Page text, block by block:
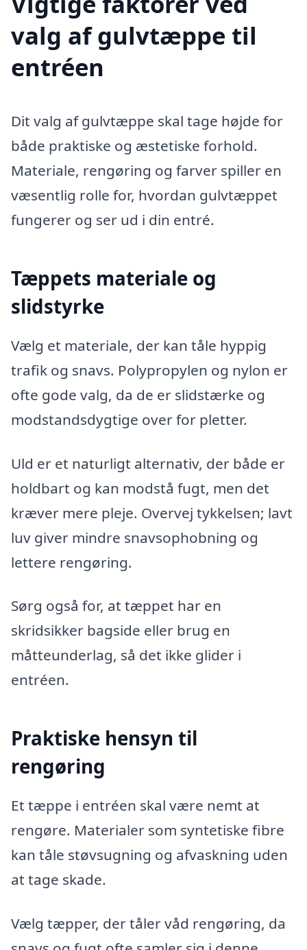
valg af gulvtæppe til
entréen
Dit valg af gulvtæppe skal tage højde for
både praktiske og æstetiske forhold.
Materiale, rengøring og farver spiller en
væsentlig rolle for, hvordan gulvtæppet
fungerer og ser ud i din entré.
Tæppets materiale og
slidstyrke
Vælg et materiale, der kan tåle hyppig
trafik og snavs. Polypropylen og nylon er
ofte gode valg, da de er slidstærke og
modstandsdygtige over for pletter.
Uld er et naturligt alternativ, der både er
holdbart og kan modstå fugt, men det
kræver mere pleje. Overvej tykkelsen; lavt
luv giver mindre snavsophobning og
lettere rengøring.
Sørg også for, at tæppet har en
skridsikker bagside eller brug en
måtteunderlag, så det ikke glider i
entréen.
Praktiske hensyn til
rengøring
Et tæppe i entréen skal være nemt at
rengøre. Materialer som syntetiske fibre
kan tåle støvsugning og afvaskning uden
at tage skade.
Vælg tæpper, der tåler våd rengøring, da